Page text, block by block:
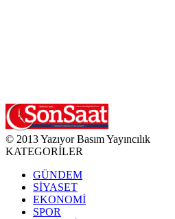
© 2013 Yazıyor Basım Yayıncılık
KATEGORİLER
GÜNDEM
SİYASET
EKONOMİ
SPOR